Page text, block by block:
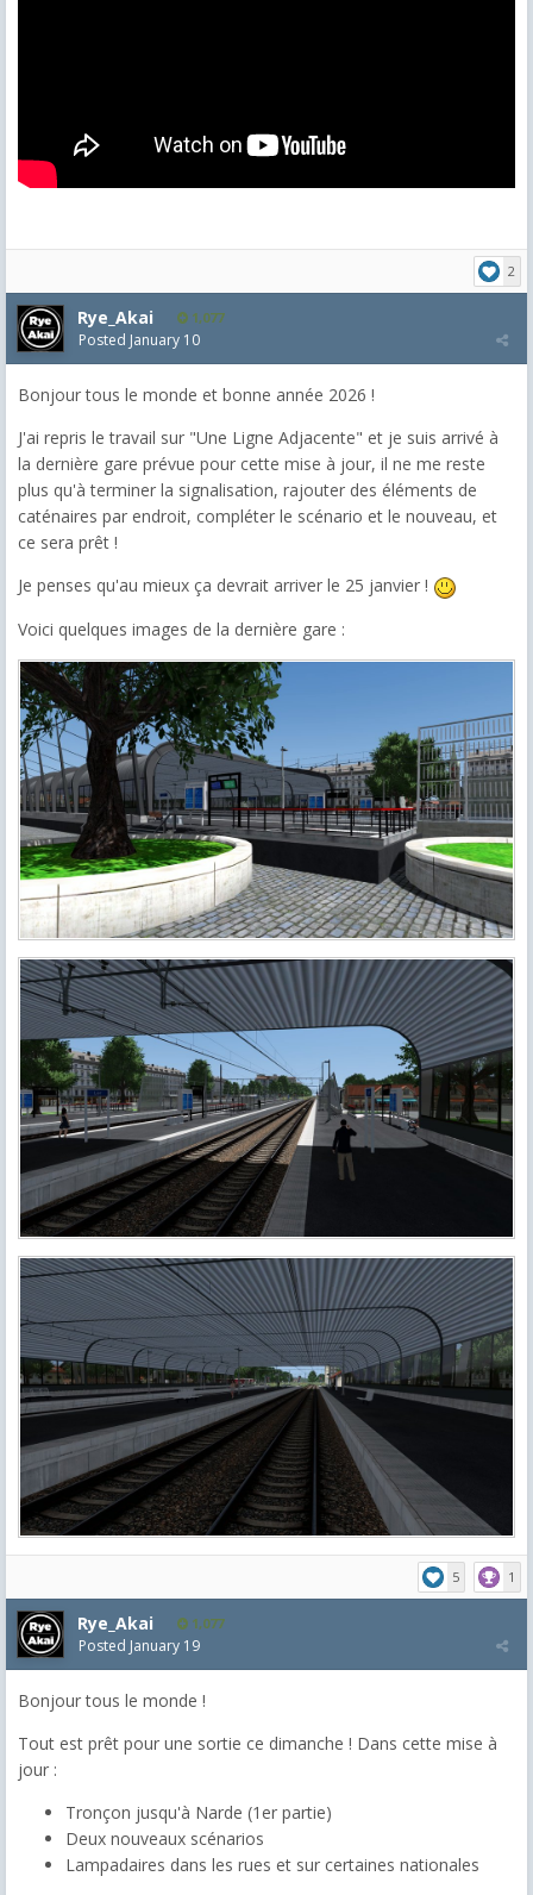
2
Rye_Akai 1,077
Posted January 10
Bonjour tous le monde et bonne année 2026 !
J'ai repris le travail sur "Une Ligne Adjacente" et je suis arrivé à
la dernière gare prévue pour cette mise à jour, il ne me reste
plus qu'à terminer la signalisation, rajouter des éléments de
caténaires par endroit, compléter le scénario et le nouveau, et
ce sera prêt !
Je penses qu'au mieux ça devrait arriver le 25 janvier !
Voici quelques images de la dernière gare :
5 1
Rye_Akai 1,077
Posted January 19
Bonjour tous le monde !
Tout est prêt pour une sortie ce dimanche ! Dans cette mise à
jour :
Tronçon jusqu'à Narde (1er partie)
Deux nouveaux scénarios
Lampadaires dans les rues et sur certaines nationales